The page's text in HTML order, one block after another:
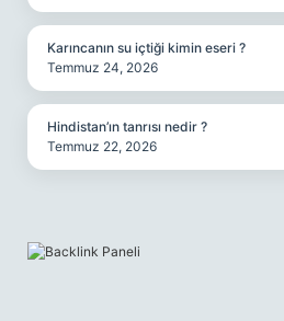
Karıncanın su içtiği kimin eseri ?
Temmuz 24, 2026
Hindistan’ın tanrısı nedir ?
Temmuz 22, 2026